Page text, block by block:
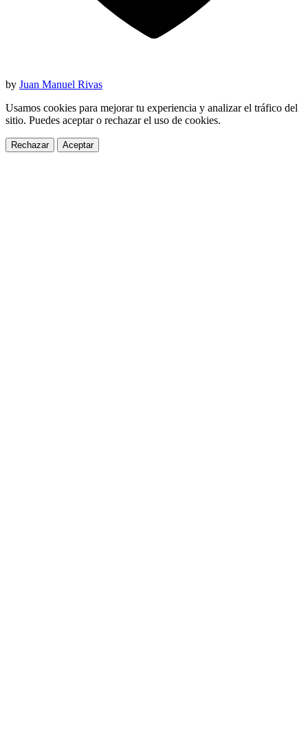
by Juan Manuel Rivas
Usamos cookies para mejorar tu experiencia y analizar el tráfico del
sitio. Puedes aceptar o rechazar el uso de cookies.
Rechazar Aceptar